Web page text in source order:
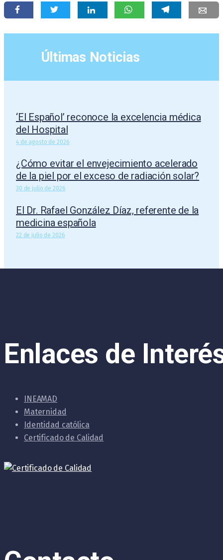
Últimas Noticias
‘El Español’ reconoce la excelencia médica
del Hospital
4 de agosto de 2026
¿Cómo evitar el envejecimiento acelerado
de la piel por el exceso de radiación solar?
30 de julio de 2026
El Dr. Rafael González Díaz, referente de la
medicina española
22 de julio de 2026
Enlaces de
INEAMAD
Maternidad
Identidad católica
Certificado de Calidad